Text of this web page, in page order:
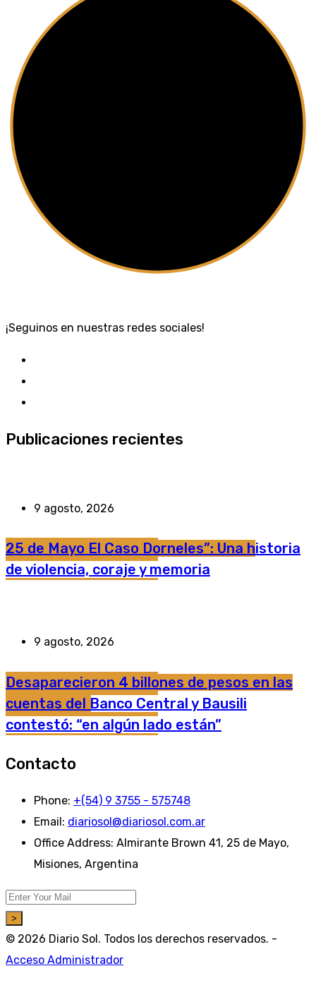
¡Seguinos en nuestras redes sociales!
Publicaciones recientes
9 agosto, 2026
25 de Mayo El Caso Dorneles”: Una historia
de violencia, coraje y memoria
9 agosto, 2026
Desaparecieron 4 billones de pesos en las
cuentas del Banco Central y Bausili
contestó: “en algún lado están”
Contacto
Phone: +(54) 9 3755 - 575748
Email: diariosol@diariosol.com.ar
Office Address: Almirante Brown 41, 25 de Mayo,
Misiones, Argentina
>
© 2026 Diario Sol. Todos los derechos reservados. -
Acceso Administrador